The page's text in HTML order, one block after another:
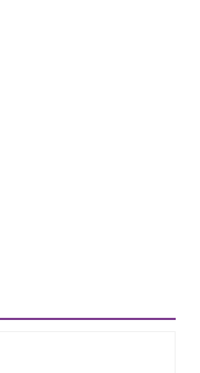
interesarte